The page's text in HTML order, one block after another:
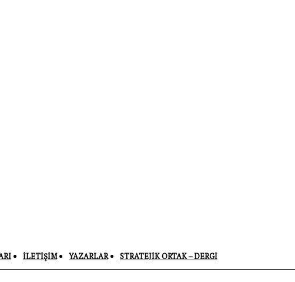
İLETIŞIM YAZARLAR STRATEJIK ORTAK – DERGI